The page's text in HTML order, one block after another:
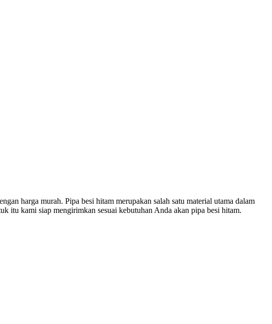
harga murah. Pipa besi hitam merupakan salah satu material utama dalam
itu kami siap mengirimkan sesuai kebutuhan Anda akan pipa besi hitam.